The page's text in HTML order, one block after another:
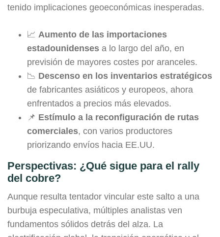
tenido implicaciones geoeconómicas inesperadas.
📈 Aumento de las importaciones
estadounidenses a lo largo del año, en
previsión de mayores costes por aranceles.
📉 Descenso en los inventarios estratégicos
de fabricantes asiáticos y europeos, ahora
enfrentados a precios más elevados.
📌 Estímulo a la reconfiguración de rutas
comerciales, con varios productores
priorizando envíos hacia EE.UU.
Perspectivas: ¿Qué sigue para el rally
del cobre?
Aunque resulta tentador vincular este salto a una
burbuja especulativa, múltiples analistas ven
fundamentos sólidos detrás del alza. La